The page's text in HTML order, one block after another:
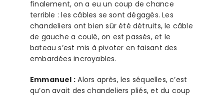
finalement, on a eu un coup de chance
terrible : les câbles se sont dégagés. Les
chandeliers ont bien sûr été détruits, le câble
de gauche a coulé, on est passés, et le
bateau s’est mis à pivoter en faisant des
embardées incroyables.
Emmanuel : Alors après, les séquelles, c’est
qu’on avait des chandeliers pliés, et du coup